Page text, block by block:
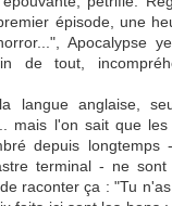
épisode, une
Apocalypse
de tout,
langue anglaise,
mais l'on sait que
depuis longtemps
terminal - ne
raconter ça : "Tu